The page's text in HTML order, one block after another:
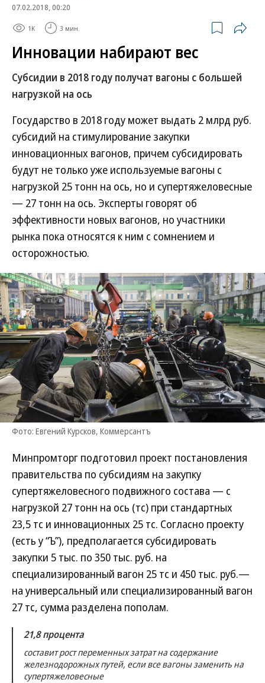
07.02.2018, 00:20
1K 3 мин.
Инновации набирают вес
Субсидии в 2018 году получат вагоны с большей
нагрузкой на ось
Государство в 2018 году может выдать 2 млрд руб.
субсидий на стимулирование закупки
инновационных вагонов, причем субсидировать
будут не только уже используемые вагоны с
нагрузкой 25 тонн на ось, но и супертяжеловесные
— 27 тонн на ось. Эксперты говорят об
эффективности новых вагонов, но участники
рынка пока относятся к ним с сомнением и
осторожностью.
Фото: Евгений Курсков, Коммерсантъ
Минпромторг подготовил проект постановления
правительства по субсидиям на закупку
супертяжеловесного подвижного состава — с
нагрузкой 27 тонн на ось (тс) при стандартных
23,5 тс и инновационных 25 тс. Согласно проекту
(есть у “Ъ”), предполагается субсидировать
закупки 5 тыс. по 350 тыс. руб. на
специализированный вагон 25 тс и 450 тыс. руб.—
на универсальный или специализированный вагон
27 тс, сумма разделена пополам.
21,8 процента
составит рост переменных затрат на содержание
железнодорожных путей, если все вагоны заменить на
супертяжеловесные